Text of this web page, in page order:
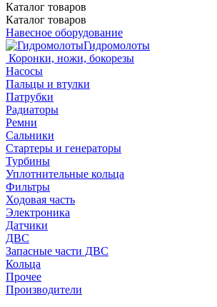
Каталог товаров
Каталог товаров
Навесное оборудование
Гидромолоты
Коронки, ножи, бокорезы
Насосы
Пальцы и втулки
Патрубки
Радиаторы
Ремни
Сальники
Стартеры и генераторы
Турбины
Уплотнительные кольца
Фильтры
Ходовая часть
Электроника
Датчики
ДВС
Запасные части ДВС
Кольца
Прочее
Производители